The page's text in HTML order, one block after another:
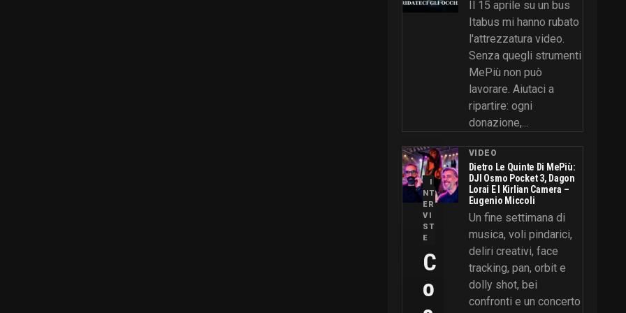
Il 15 aprile su un bus
Itabus mi hanno rubato
l'attrezzatura video.
Senza quegli strumenti
MePiù non può
lavorare. Aiutaci a
ripartire: ogni
donazione,...
VIDEO
Dietro Le Quinte Di MePiù:
DJI Osmo Pocket 3, Dagon
Lorai E I Kirlian Camera –
Eugenio Miccoli
Un fine settimana di
musica, voli pindarici,
deliri creativi, face
tracking, pan, orbit e
dolly shot, bei
confronti e un concerto
I
NT
ER
VI
ST
E
C
O